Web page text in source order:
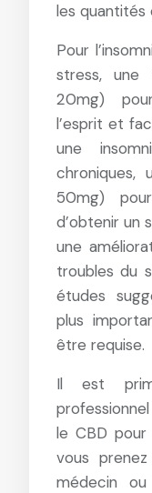
les quantités
Pour
stress,
20mg)
l’esprit et
une
chroniques,
50mg)
d’obtenir un
une
troubles du
études
plus
être requise.
Il est
le CBD pour
vous
médecin